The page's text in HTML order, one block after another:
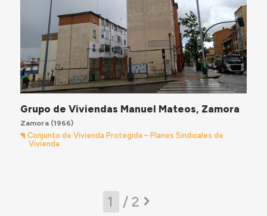
Grupo de Viviendas Manuel Mateos, Zamora
Zamora(1966)
Conjunto de Vivienda Protegida – Planes Sindicales de
Vivienda
/ 2